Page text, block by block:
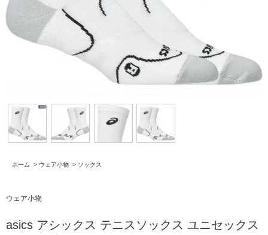
ホーム > ウェア小物 > ソックス
ウェア小物
asics アシックス テニスソックス ユニセックス